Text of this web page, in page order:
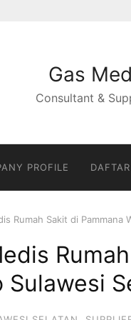
Gas
Consultant &
PROFILE
Rumah Sakit di Pammana
Sulawesi